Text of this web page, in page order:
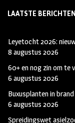
LAATSTE BERICHTEN
Leyetocht 2026:
8 augustus 2026
60+ en nog zin om te
6 augustus 2026
Buxusplanten in
6 augustus 2026
Spreidingswet